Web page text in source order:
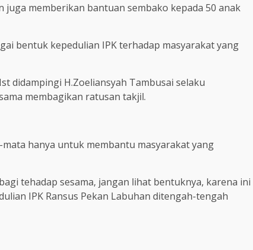
juga memberikan bantuan sembako kepada 50 anak
bentuk kepedulian IPK terhadap masyarakat yang
didampingi H.Zoeliansyah Tambusai selaku
membagikan ratusan takjil.
hanya untuk membantu masyarakat yang
tehadap sesama, jangan lihat bentuknya, karena ini
IPK Ransus Pekan Labuhan ditengah-tengah